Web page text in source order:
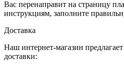
Вас перенаправит на страницу
инструкциям, заполните
Доставка
Наш интернет-магазин
доставки: